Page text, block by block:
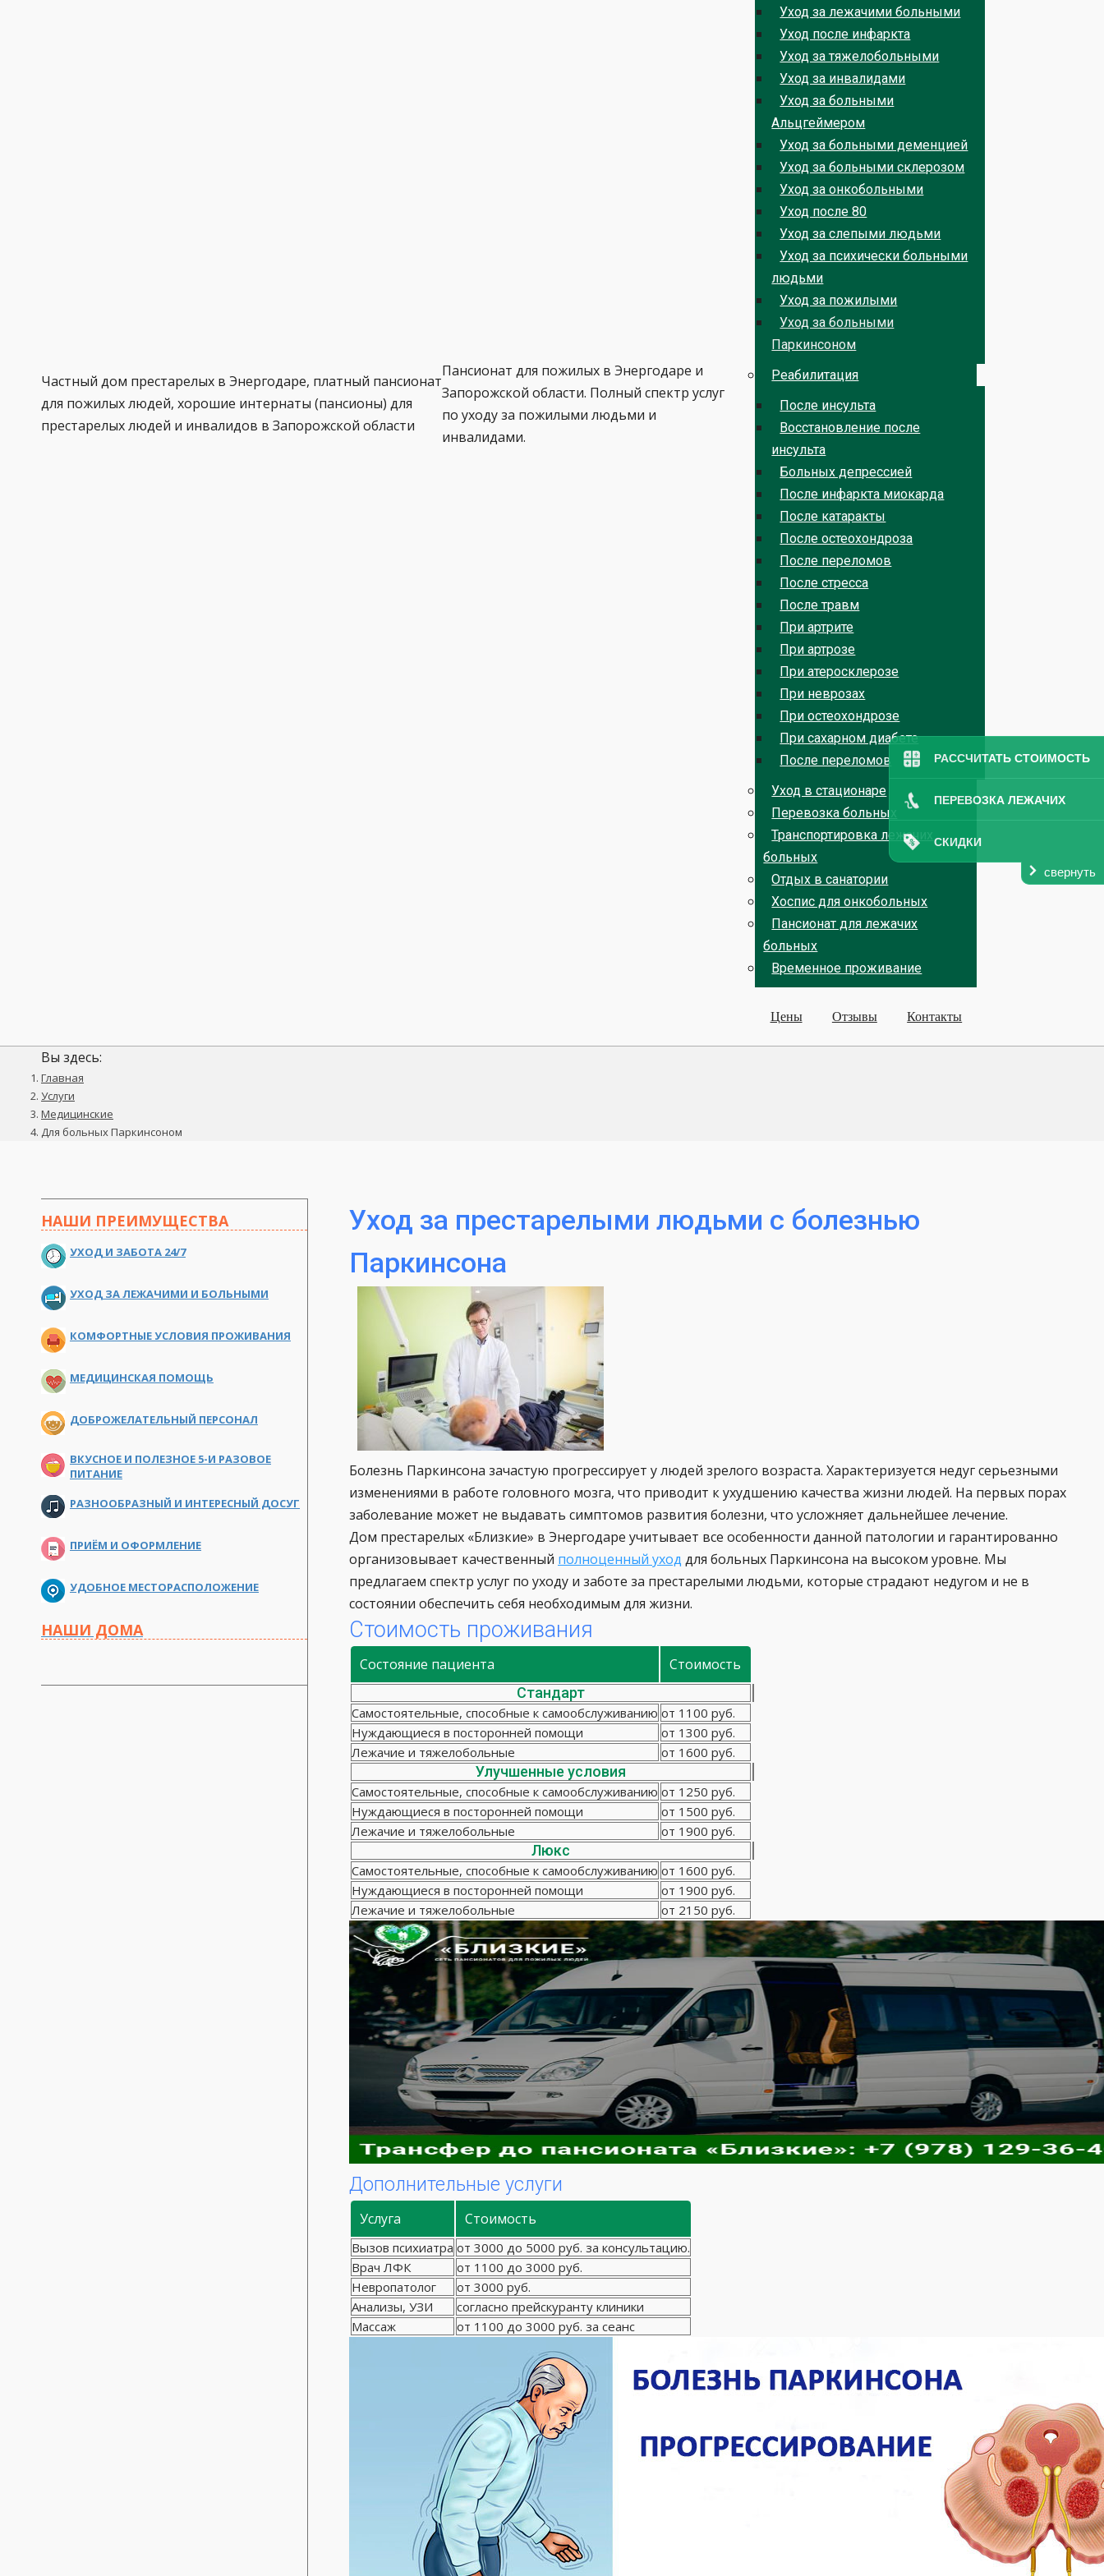
РАССЧИТАТЬ СТОИМОСТЬ
ПЕРЕВОЗКА ЛЕЖАЧИХ
СКИДКИ
свернуть
Частный дом престарелых в Энергодаре, платный пансионат
для пожилых людей, хорошие интернаты (пансионы) для
престарелых людей и инвалидов в Запорожской области
Пансионат для пожилых в Энергодаре и
Запорожской области. Полный спектр услуг
по уходу за пожилыми людьми и
инвалидами.
Уход за лежачими больными
Уход после инфаркта
Уход за тяжелобольными
Уход за инвалидами
Уход за больными
Альцгеймером
Уход за больными деменцией
Уход за больными склерозом
Уход за онкобольными
Уход после 80
Уход за слепыми людьми
Уход за психически больными
людьми
Уход за пожилыми
Уход за больными
Паркинсоном
Реабилитация
После инсульта
Восстановление после
инсульта
Больных депрессией
После инфаркта миокарда
После катаракты
После остеохондроза
После переломов
После стресса
После травм
При артрите
При артрозе
При атеросклерозе
При неврозах
При остеохондрозе
При сахарном диабете
После переломов
Уход в стационаре
Перевозка больных
Транспортировка лежачих
больных
Отдых в санатории
Хоспис для онкобольных
Пансионат для лежачих
больных
Временное проживание
Цены Отзывы Контакты
Вы здесь:
Главная
Услуги
Медицинские
Для больных Паркинсоном
Уход за престарелыми людьми с болезнью
Паркинсона
Болезнь Паркинсона зачастую прогрессирует у людей зрелого возраста. Характеризуется недуг серьезными
изменениями в работе головного мозга, что приводит к ухудшению качества жизни людей. На первых порах
заболевание может не выдавать симптомов развития болезни, что усложняет дальнейшее лечение.
Дом престарелых «Близкие» в Энергодаре учитывает все особенности данной патологии и гарантированно
организовывает качественный полноценный уход для больных Паркинсона на высоком уровне. Мы
предлагаем спектр услуг по уходу и заботе за престарелыми людьми, которые страдают недугом и не в
состоянии обеспечить себя необходимым для жизни.
Стоимость проживания
Состояние пациента Стоимость
Стандарт
Самостоятельные, способные к самообслуживанию от 1100 руб.
Нуждающиеся в посторонней помощи
от 1300 руб.
Лежачие и тяжелобольные
от 1600 руб.
Улучшенные условия
Самостоятельные, способные к самообслуживанию от 1250 руб.
Нуждающиеся в посторонней помощи
от 1500 руб.
Лежачие и тяжелобольные
от 1900 руб.
Люкс
Самостоятельные, способные к самообслуживанию от 1600 руб.
Нуждающиеся в посторонней помощи
от 1900 руб.
Лежачие и тяжелобольные
от 2150 руб.
Дополнительные услуги
Услуга Стоимость
Вызов психиатра от 3000 до 5000 руб. за консультацию.
Врач ЛФК
от 1100 до 3000 руб.
Невропатолог
от 3000 руб.
Анализы, УЗИ
согласно прейскуранту клиники
Массаж
от 1100 до 3000 руб. за сеанс
НАШИ ПРЕИМУЩЕСТВА
УХОД И ЗАБОТА 24/7
УХОД ЗА ЛЕЖАЧИМИ И БОЛЬНЫМИ
КОМФОРТНЫЕ УСЛОВИЯ ПРОЖИВАНИЯ
МЕДИЦИНСКАЯ ПОМОЩЬ
ДОБРОЖЕЛАТЕЛЬНЫЙ ПЕРСОНАЛ
ВКУСНОЕ И ПОЛЕЗНОЕ 5-И РАЗОВОЕ
ПИТАНИЕ
РАЗНООБРАЗНЫЙ И ИНТЕРЕСНЫЙ ДОСУГ
ПРИЁМ И ОФОРМЛЕНИЕ
УДОБНОЕ МЕСТОРАСПОЛОЖЕНИЕ
НАШИ ДОМА